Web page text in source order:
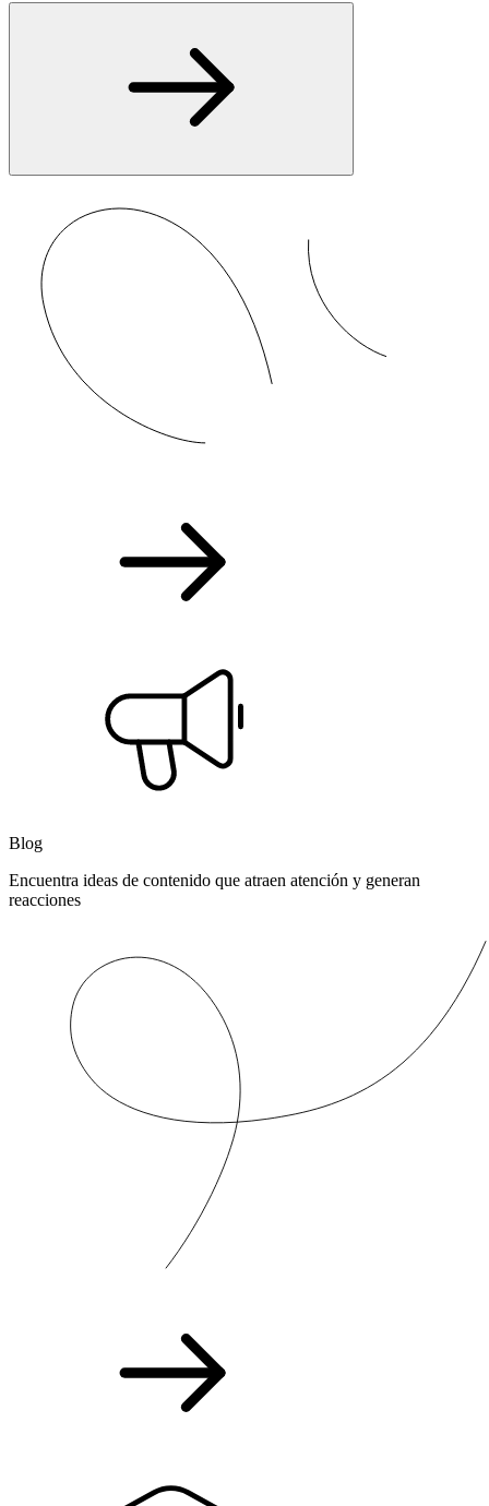
Blog
Encuentra ideas de contenido que atraen atención y generan
reacciones